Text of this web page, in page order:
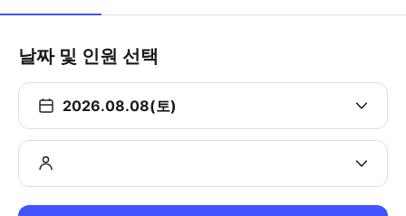
날짜 및 인원 선택
2026.08.08(토)